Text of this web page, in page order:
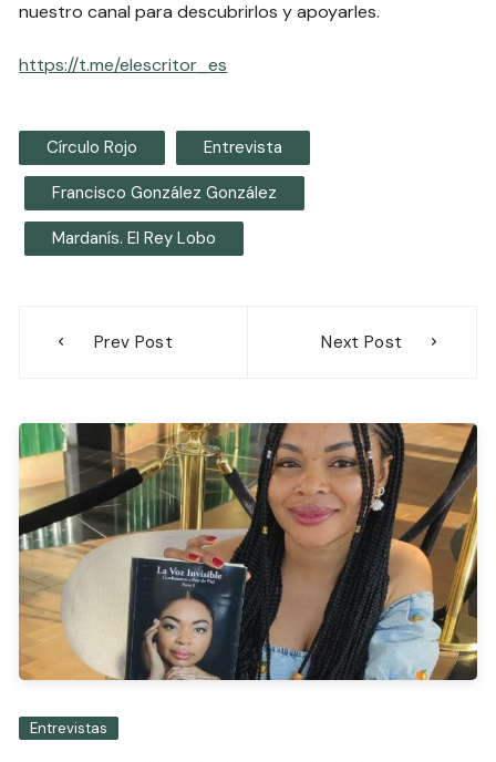
nuestro canal para descubrirlos y apoyarles.
https://t.me/elescritor_es
Círculo Rojo Entrevista
Francisco González González
Mardanís. El Rey Lobo
Prev Post Next Post
Entrevistas